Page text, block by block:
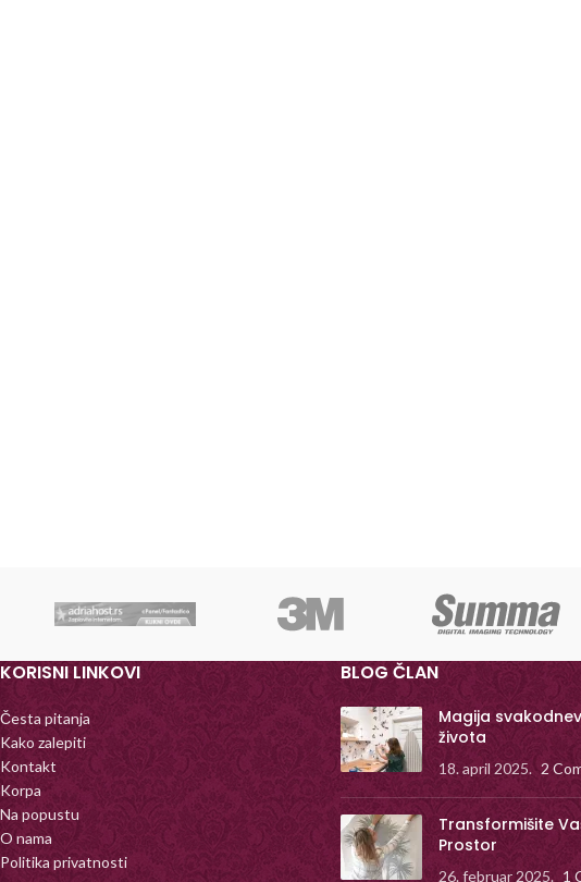
KORISNI LINKOVI
Česta pitanja
Kako zalepiti
Kontakt
Korpa
Na popustu
O nama
Politika privatnosti
BLOG ČLAN
Magija
života
18. april 2025. 2
Transformišite
Prostor
26. februar 2025. 1